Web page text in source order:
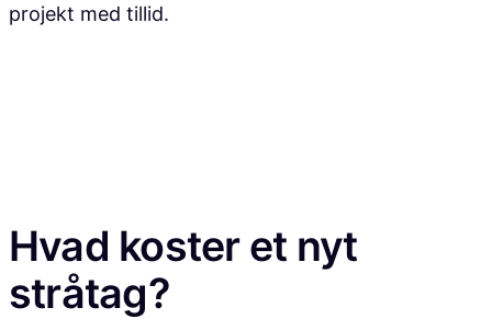
projekt med tillid.
Hvad koster et nyt
stråtag?